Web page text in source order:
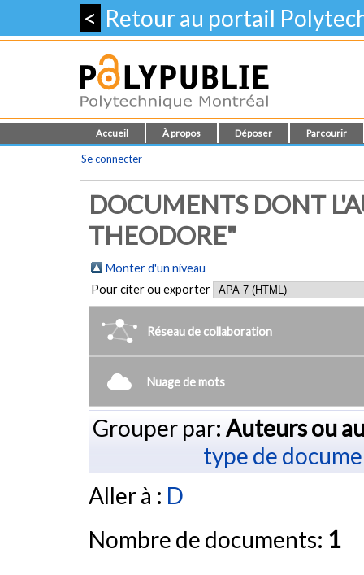
< Retour au portail
Accueil À propos Déposer Parcourir
Se connecter
DOCUMENTS DONT
THEODORE"
Monter d'un niveau
Pour citer ou exporter
Réseau de collaboration
Nuage de mots
Grouper par: Auteurs ou
type de
Aller à : D
Nombre de documents: 1